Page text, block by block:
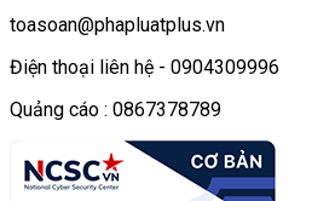
toasoan@phapluatplus.vn
Điện thoại liên hệ - 0904309996
Quảng cáo : 0867378789